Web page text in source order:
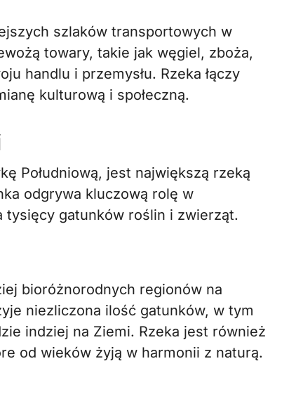
szlaków transportowych w
towary, takie jak węgiel, zboża,
handlu i przemysłu. Rzeka łączy
kulturową i społeczną.
Południową, jest największą rzeką
odgrywa kluczową rolę w
tysięcy gatunków roślin i zwierząt.
bioróżnorodnych regionów na
niezliczona ilość gatunków, w tym
indziej na Ziemi. Rzeka jest również
od wieków żyją w harmonii z naturą.